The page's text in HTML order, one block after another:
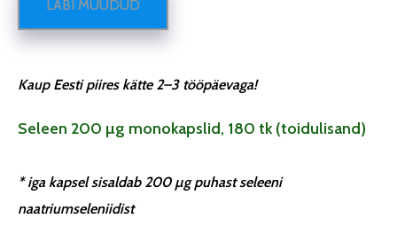
LÄBI MÜÜDUD
Kaup Eesti piires kätte 2–3 tööpäevaga!
Seleen 200 µg monokapslid, 180 tk (toidulisand)
* iga kapsel sisaldab 200 µg puhast seleeni
naatriumseleniidist